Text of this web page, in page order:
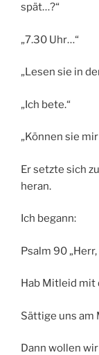
spät…?“
„7.30 Uhr…“
„Lesen sie in
„Ich bete.“
„Können sie
Er setzte sich
heran.
Ich begann:
Psalm 90
Hab Mitleid mit
Sättige uns am
Dann wollen